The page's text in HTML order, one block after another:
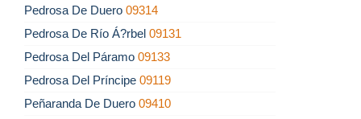
Pedrosa De Duero 09314
Pedrosa De Río Á?rbel 09131
Pedrosa Del Páramo 09133
Pedrosa Del Príncipe 09119
Peñaranda De Duero 09410